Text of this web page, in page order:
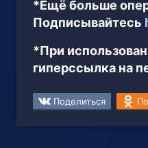
*Ещё больше
Подписывайтесь
*При
гиперссылка на
Поделиться